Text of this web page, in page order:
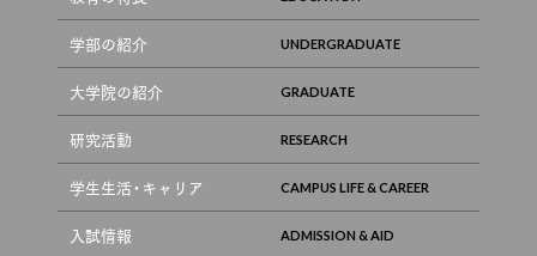
学部の紹介
大学院の紹介
研究活動
学生生活・キャリア
入試情報